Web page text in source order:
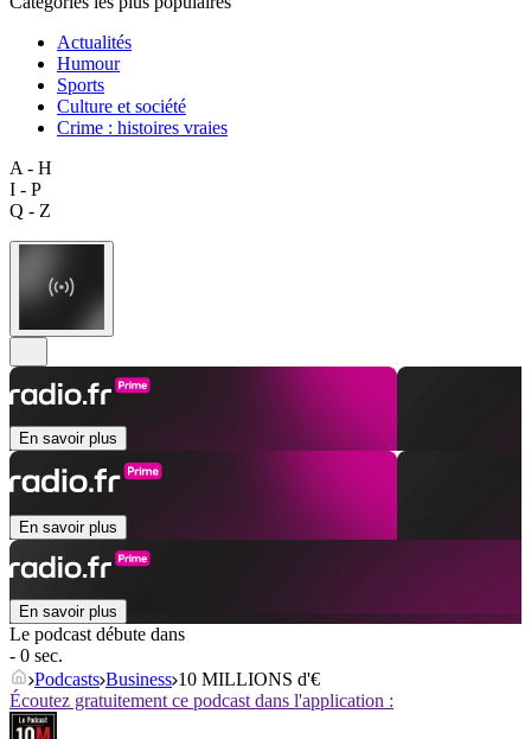
Actualités
Humour
Sports
Culture et société
Crime : histoires vraies
A - H
I - P
Q - Z
En savoir plus
En savoir plus
En savoir plus
Le podcast débute dans
- 0 sec.
Podcasts Business 10 MILLIONS d'€
Écoutez gratuitement ce podcast dans l'application :